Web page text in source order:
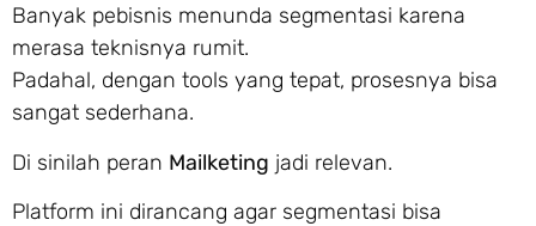
Banyak pebisnis menunda segmentasi karena
merasa teknisnya rumit.
Padahal, dengan tools yang tepat, prosesnya bisa
sangat sederhana.
Di sinilah peran Mailketing jadi relevan.
Platform ini dirancang agar segmentasi bisa